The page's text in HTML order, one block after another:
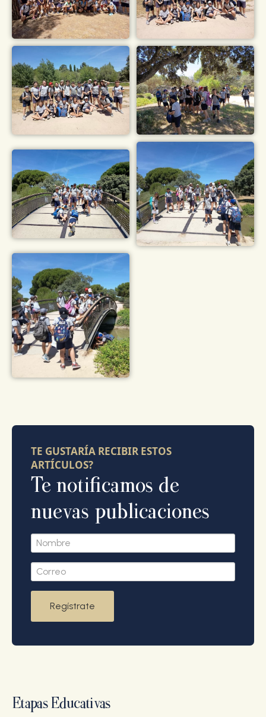
TE GUSTARÍA RECIBIR ESTOS
ARTÍCULOS?
Te notificamos de
nuevas publicaciones
Regístrate
Etapas Educativas